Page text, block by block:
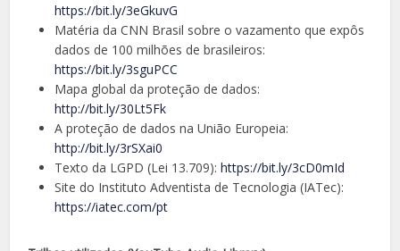
https://bit.ly/3eGkuvG
Matéria da CNN Brasil sobre o vazamento que expôs
dados de 100 milhões de brasileiros:
https://bit.ly/3sguPCC
Mapa global da proteção de dados:
http://bit.ly/30Lt5Fk
A proteção de dados na União Europeia:
http://bit.ly/3rSXai0
Texto da LGPD (Lei 13.709):https://bit.ly/3cD0mId
Site do Instituto Adventista de Tecnologia (IATec):
https://iatec.com/pt